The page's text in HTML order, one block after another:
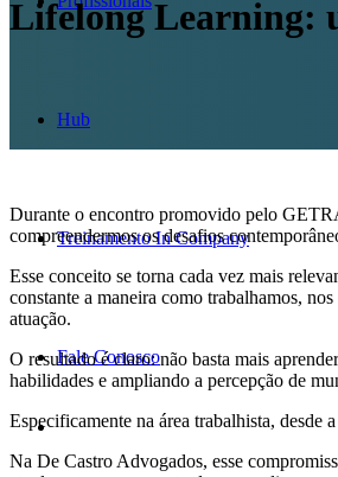
Hub
Treinamento In Company
Fale Conosco
Lifelong Learning:
Durante o encontro promovido pelo
compreendermos os desafios
Esse conceito se torna cada vez mais
constante a maneira como trabalhamos,
atuação.
O resultado é claro: não basta mais
habilidades e ampliando a percepção de
Especificamente na área trabalhista, desde
Na De Castro Advogados, esse